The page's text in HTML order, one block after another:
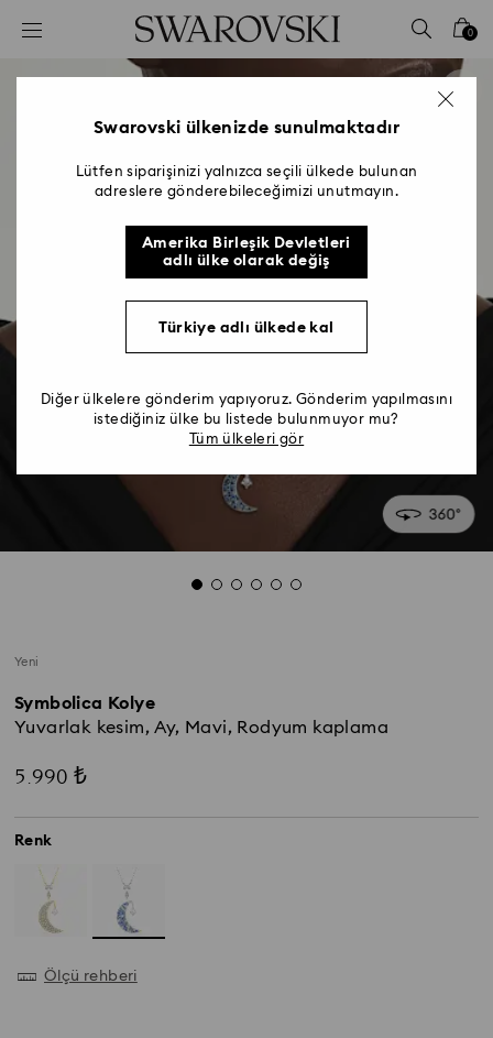
Accesskeys list
2 - Footer
0
Yeni
Symbolica Kolye
Yuvarlak kesim, Ay, Mavi, Rodyum kaplama
5.990 ₺
Renk
Ölçü rehberi
Swarovski ülkenizde sunulmaktadır
Lütfen siparişinizi yalnızca seçili ülkede bulunan
adreslere gönderebileceğimizi unutmayın.
Amerika Birleşik Devletleri
adlı ülke olarak değiş
Türkiye adlı ülkede kal
Diğer ülkelere gönderim yapıyoruz. Gönderim yapılmasını
istediğiniz ülke bu listede bulunmuyor mu?
Tüm ülkeleri gör